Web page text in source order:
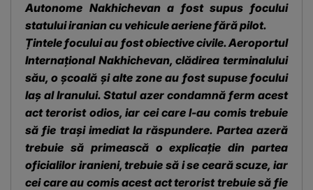
Autonome Nakhichevan a fost supus focului
statului iranian cu vehicule aeriene fără pilot.
Țintele focului au fost obiective civile. Aeroportul
Internațional Nakhichevan, clădirea terminalului
său, o școală și alte zone au fost supuse focului
laș al Iranului. Statul azer condamnă ferm acest
act terorist odios, iar cei care l-au comis trebuie
să fie trași imediat la răspundere. Partea azeră
trebuie să primească o explicație din partea
oficialilor iranieni, trebuie să i se ceară scuze, iar
cei care au comis acest act terorist trebuie să fie